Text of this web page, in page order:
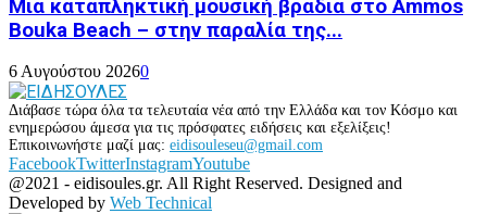
Μια καταπληκτική μουσική βραδιά στο Ammos
Bouka Beach – στην παραλία της...
6 Αυγούστου 20260
Διάβασε τώρα όλα τα τελευταία νέα από την Ελλάδα και τον Κόσμο και
ενημερώσου άμεσα για τις πρόσφατες ειδήσεις και εξελίξεις!
Επικοινωνήστε μαζί μας: eidisouleseu@gmail.com
FacebookTwitterInstagramYoutube
@2021 - eidisoules.gr. All Right Reserved. Designed and
Developed by Web Technical